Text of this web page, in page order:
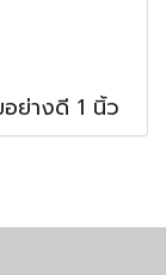
ย่างดี 1 นิ้ว